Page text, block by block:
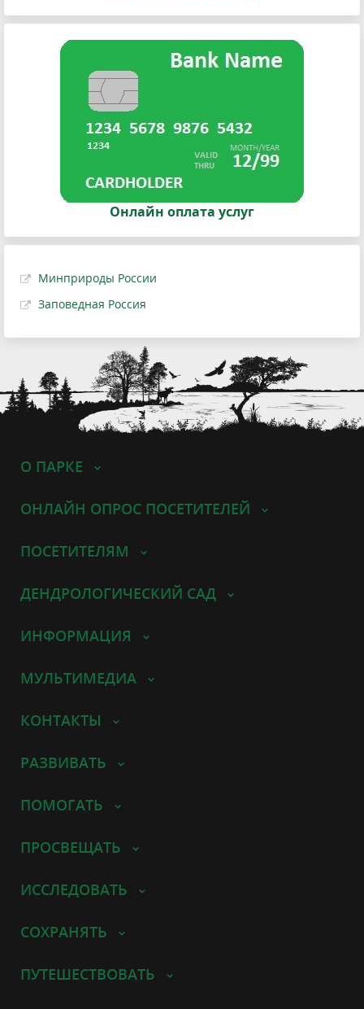
Онлайн оплата услуг
Минприроды России
Заповедная Россия
О ПАРКЕ
ОНЛАЙН ОПРОС ПОСЕТИТЕЛЕЙ
ПОСЕТИТЕЛЯМ
ДЕНДРОЛОГИЧЕСКИЙ САД
ИНФОРМАЦИЯ
МУЛЬТИМЕДИА
КОНТАКТЫ
РАЗВИВАТЬ
ПОМОГАТЬ
ПРОСВЕЩАТЬ
ИССЛЕДОВАТЬ
СОХРАНЯТЬ
ПУТЕШЕСТВОВАТЬ